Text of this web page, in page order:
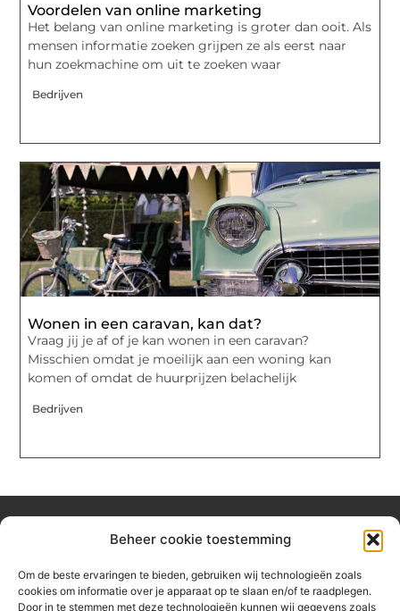
Beheer cookie toestemming
Om de beste ervaringen te bieden, gebruiken wij technologieën zoals
cookies om informatie over je apparaat op te slaan en/of te raadplegen.
Door in te stemmen met deze technologieën kunnen wij gegevens zoals
Voordelen van online marketing
Het belang van online marketing is groter dan ooit. Als
mensen informatie zoeken grijpen ze als eerst naar
hun zoekmachine om uit te zoeken waar
Bedrijven
Wonen in een caravan, kan dat?
Vraag jij je af of je kan wonen in een caravan?
Misschien omdat je moeilijk aan een woning kan
komen of omdat de huurprijzen belachelijk
Bedrijven
Jouw gids voor inspiratie en tips uit het dagelijks leven.
Ontdek een brede verzameling blogs en artikelen die je helpen